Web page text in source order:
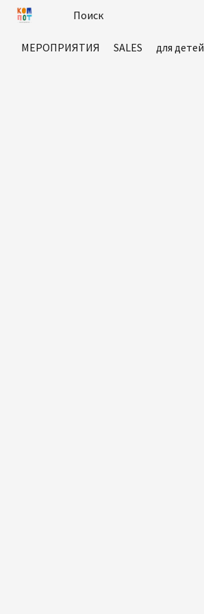
МЕРОПРИЯТИЯ SALES для детей